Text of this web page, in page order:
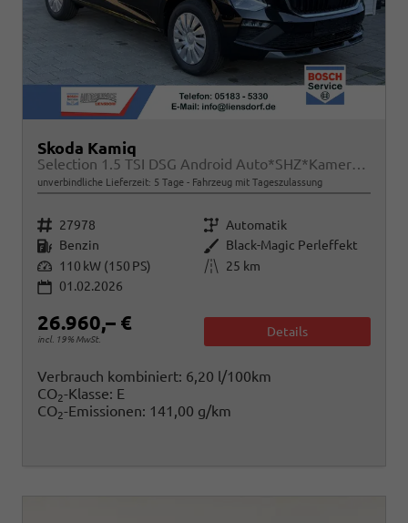
Skoda Kamiq
Selection 1.5 TSI DSG Android Auto*SHZ*Kamera*Keyless*2Z Klimaauto*
unverbindliche Lieferzeit: 5 Tage Fahrzeug mit Tageszulassung
Fahrzeugnr. 27978 Getriebe Automatik
Kraftstoff Benzin Außenfarbe Black-Magic Perleffekt
Leistung 110 kW (150 PS) Kilometerstand
25 km
01.02.2026
26.960,– €
incl. 19% MwSt.
Details
Verbrauch kombiniert: 6,20 l/100km
CO2-Klasse: E
CO2-Emissionen: 141,00 g/km